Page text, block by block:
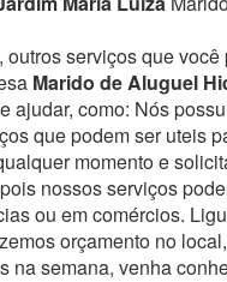
outros serviços que
Marido de Aluguel
ajudar, como: Nós
que podem ser uteis
momento e
nossos serviços
ou em comércios.
orçamento no local,
na semana, venha